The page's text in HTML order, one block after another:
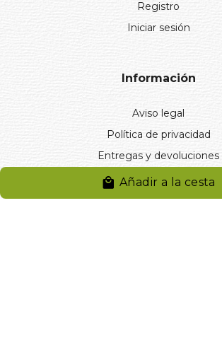
Añadir a la cesta
Registro
Iniciar sesión
Información
Aviso legal
Política de privacidad
Entregas y devoluciones
Desistimiento
Desistimiento de compra